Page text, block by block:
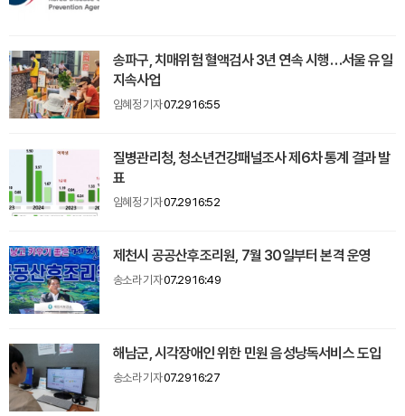
송파구, 치매위험 혈액검사 3년 연속 시행…서울 유일
지속사업
임혜정 기자07.29 16:55
질병관리청, 청소년건강패널조사 제6차 통계 결과 발
표
임혜정 기자07.29 16:52
제천시 공공산후조리원, 7월 30일부터 본격 운영
송소라 기자07.29 16:49
해남군, 시각장애인 위한 민원 음성낭독서비스 도입
송소라 기자07.29 16:27